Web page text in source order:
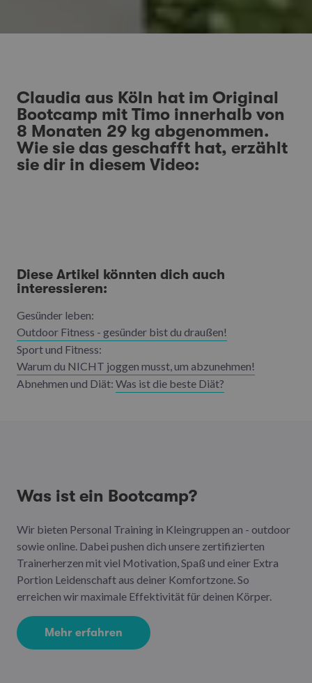
Claudia aus Köln hat im Original
Bootcamp mit Timo innerhalb von
8 Monaten 29 kg abgenommen.
Wie sie das geschafft hat, erzählt
sie dir in diesem Video:
Diese Artikel könnten dich auch
interessieren:
Gesünder leben:
Outdoor Fitness - gesünder bist du draußen!
Sport und Fitness:
Warum du NICHT joggen musst, um abzunehmen!
Abnehmen und Diät: Was ist die beste Diät?
Was ist ein Bootcamp?
Wir bieten Personal Training in Kleingruppen an - outdoor
sowie online. Dabei pushen dich unsere zertifizierten
Trainerherzen mit viel Motivation, Spaß und einer Extra
Portion Leidenschaft aus deiner Komfortzone. So
erreichen wir maximale Effektivität für deinen Körper.
Mehr erfahren